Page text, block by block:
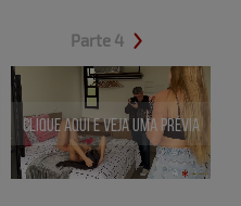
Parte 4
Clique aqui e veja uma prévia